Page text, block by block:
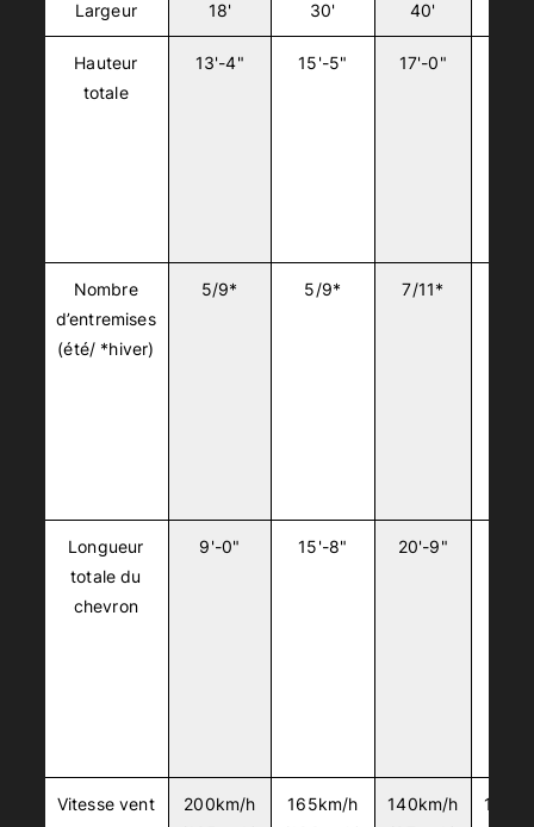
Largeur 18' 30' 40'
Hauteur
totale
13'-4" 15'-5" 17'-0"
Nombre
d’entremises
(été/ *hiver)
5/9* 5/9* 7/11*
Longueur
totale du
chevron
9'-0" 15'-8" 20'-9"
Vitesse vent
200km/h
165km/h
140km/h